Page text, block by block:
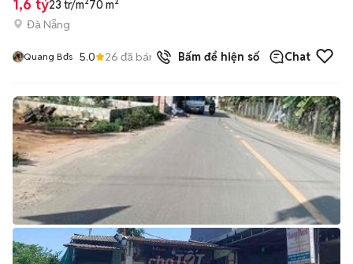
1,6 tỷ23 tr/m²70 m²
Đà Nẵng
Quang Bđs 5.0 26 đã bán Bấm để hiện số Chat